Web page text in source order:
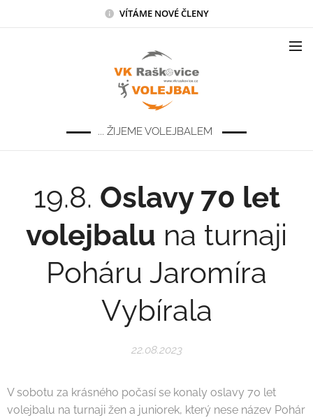
VÍTÁME NOVÉ ČLENY
... ŽIJEME VOLEJBALEM
19.8. Oslavy 70 let
volejbalu na turnaji
Poháru Jaromíra
Vybírala
22.08.2023
V sobotu za krásného počasí se konaly oslavy 70 let
volejbalu na turnaji žen a juniorek, který nese název Pohár